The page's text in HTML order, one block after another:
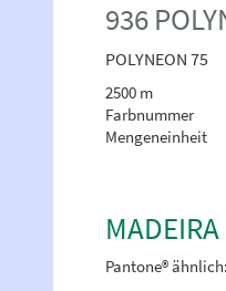
936
POLYNEON 75
2500 m
Farbnummer
Mengeneinheit
MADEIRA
Pantone® ähnlich: